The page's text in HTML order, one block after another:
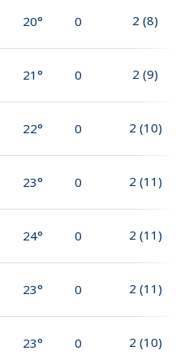
20° 0 2 (8)
21° 0 2 (9)
22° 0 2 (10)
23° 0 2 (11)
24° 0 2 (11)
23° 0 2 (11)
23° 0 2 (10)